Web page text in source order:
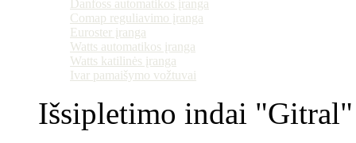
Danfoss automatikos įranga
Comap reguliavimo įranga
Euroster įranga
Watts automatikos įranga
Watts katilinės įranga
Ivar pamaišymo vožtuvai
Išsipletimo indai